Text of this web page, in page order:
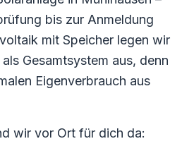
bis zur Anmeldung
mit Speicher legen wir
Gesamtsystem aus, denn
Eigenverbrauch aus
wir vor Ort für dich da: